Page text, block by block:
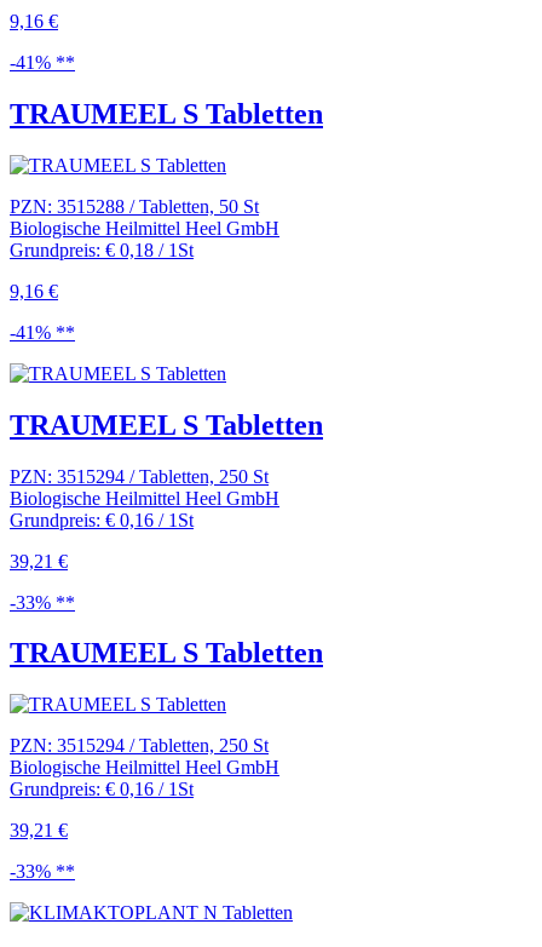
9,16 €
-41% **
TRAUMEEL S Tabletten
PZN: 3515288 / Tabletten, 50 St
Biologische Heilmittel Heel GmbH
Grundpreis: € 0,18 / 1St
9,16 €
-41% **
TRAUMEEL S Tabletten
PZN: 3515294 / Tabletten, 250 St
Biologische Heilmittel Heel GmbH
Grundpreis: € 0,16 / 1St
39,21 €
-33% **
TRAUMEEL S Tabletten
PZN: 3515294 / Tabletten, 250 St
Biologische Heilmittel Heel GmbH
Grundpreis: € 0,16 / 1St
39,21 €
-33% **